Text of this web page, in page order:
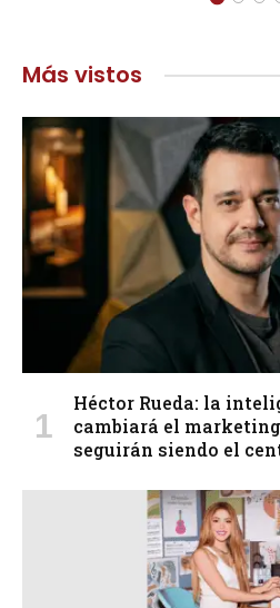
Más vistos
Héctor Rueda: la
cambiará el
seguirán siendo el